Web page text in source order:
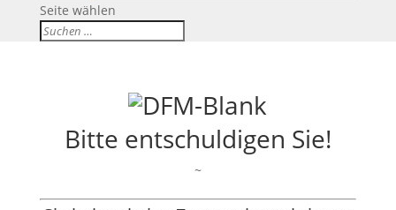
Seite wählen
Bitte entschuldigen Sie!
~